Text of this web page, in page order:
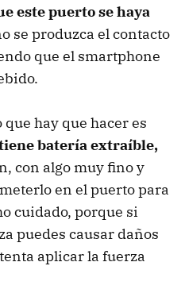
este puerto se haya
se produzca el contacto
que el smartphone
hay que hacer es
batería extraíble,
con algo muy fino y
en el puerto para
cuidado, porque si
puedes causar daños
aplicar la fuerza